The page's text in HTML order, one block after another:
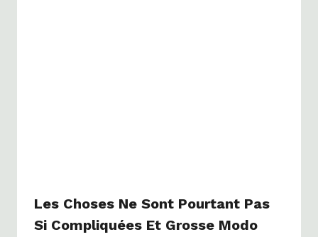
Les Choses Ne Sont Pourtant Pas
Si Compliquées Et Grosse Modo